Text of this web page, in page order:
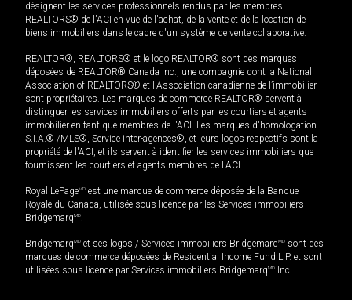
désignent les services professionnels rendus par les membres
REALTORS® de l'ACI en vue de l'achat, de la vente et de la location de
biens immobiliers dans le cadre d'un système de vente collaborative.
REALTOR®, REALTORS® et le logo REALTOR® sont des marques
déposées de REALTOR® Canada Inc., une compagnie dont la National
Association of REALTORS® et l'Association canadienne de l’immobilier
sont propriétaires. Les marques de commerce REALTOR® servent à
distinguer les services immobiliers offerts par les courtiers et agents
immobilier en tant que membres de l'ACI. Les marques d'homologation
S.I.A.® /MLS®, Service inter-agences®, et leurs logos respectifs sont la
propriété de l'ACI, et ils servent à identifier les services immobiliers que
fournissent les courtiers et agents membres de l'ACI.
Royal LePageMD est une marque de commerce déposée de la Banque
Royale du Canada, utilisée sous licence par les Services immobiliers
BridgemarqMD.
BridgemarqMD et ses logos / Services immobiliers BridgemarqMD sont des
marques de commerce déposées de Residential Income Fund L.P. et sont
utilisées sous licence par Services immobiliers BridgemarqMD Inc.